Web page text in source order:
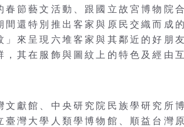
節藝文活動、跟國立故宮博物院
還特別推出客家與原民交織而成
來呈現六堆客家與其鄰近的好朋
其在服飾與圖紋上的特色及經由
獻館、中央研究院民族學研究所
灣大學人類學博物館、順益台灣